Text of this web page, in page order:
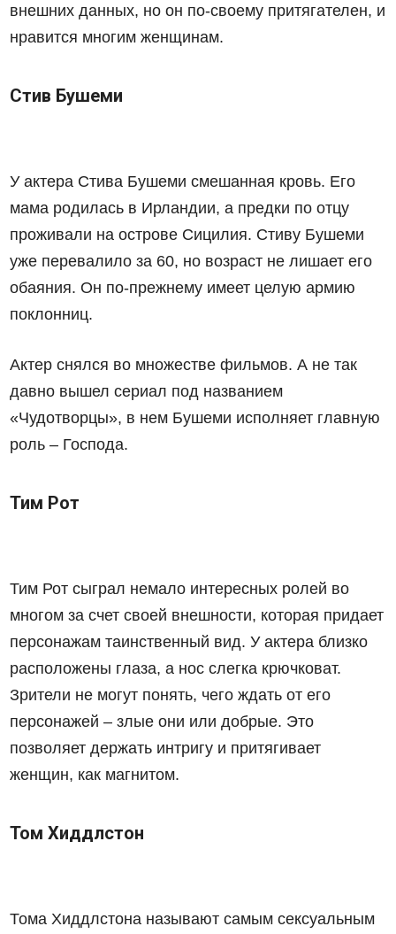
внешних данных, но он по-своему притягателен, и
нравится многим женщинам.
Стив Бушеми
У актера Стива Бушеми смешанная кровь. Его
мама родилась в Ирландии, а предки по отцу
проживали на острове Сицилия. Стиву Бушеми
уже перевалило за 60, но возраст не лишает его
обаяния. Он по-прежнему имеет целую армию
поклонниц.
Актер снялся во множестве фильмов. А не так
давно вышел сериал под названием
«Чудотворцы», в нем Бушеми исполняет главную
роль – Господа.
Тим Рот
Тим Рот сыграл немало интересных ролей во
многом за счет своей внешности, которая придает
персонажам таинственный вид. У актера близко
расположены глаза, а нос слегка крючковат.
Зрители не могут понять, чего ждать от его
персонажей – злые они или добрые. Это
позволяет держать интригу и притягивает
женщин, как магнитом.
Том Хиддлстон
Тома Хиддлстона называют самым сексуальным